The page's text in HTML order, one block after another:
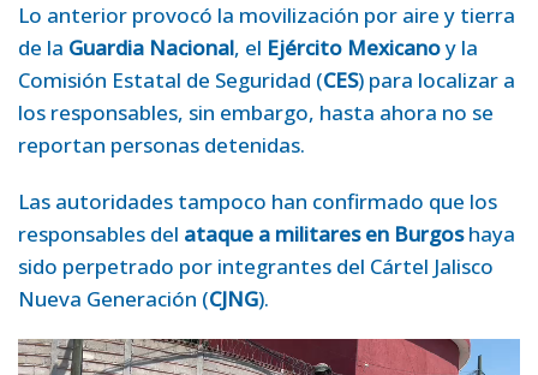
Lo anterior provocó la movilización por aire y tierra
de la Guardia Nacional, el Ejército Mexicanoy la
Comisión Estatal de Seguridad (CES) para localizar a
los responsables, sin embargo, hasta ahora no se
reportan personas detenidas.
Las autoridades tampoco han confirmado que los
responsables del ataque a militares en Burgoshaya
sido perpetrado por integrantes del Cártel Jalisco
Nueva Generación (CJNG).